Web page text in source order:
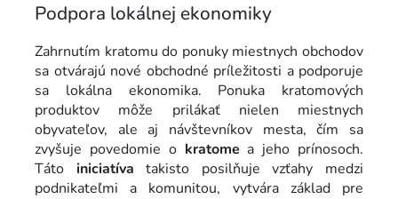
Podpora lokálnej ekonomiky
Zahrnutím kratomu do ponuky miestnych obchodov
sa otvárajú nové obchodné príležitosti a podporuje
sa lokálna ekonomika. Ponuka kratomových
produktov môže prilákať nielen miestnych
obyvateľov, ale aj návštevníkov mesta, čím sa
zvyšuje povedomie o kratome a jeho prínosoch.
Táto iniciatíva takisto posilňuje vzťahy medzi
podnikateľmi a komunitou, vytvára základ pre